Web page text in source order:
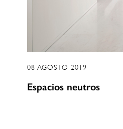
08 AGOSTO 2019
Espacios neutros